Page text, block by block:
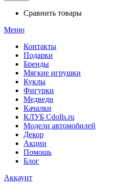
Сравнить товары
Меню
Контакты
Подарки
Бренды
Мягкие игрушки
Куклы
Фигурки
Медведи
Качалки
КЛУБ Cdolls.ru
Модели автомобилей
Декор
Акции
Помощь
Блог
Аккаунт